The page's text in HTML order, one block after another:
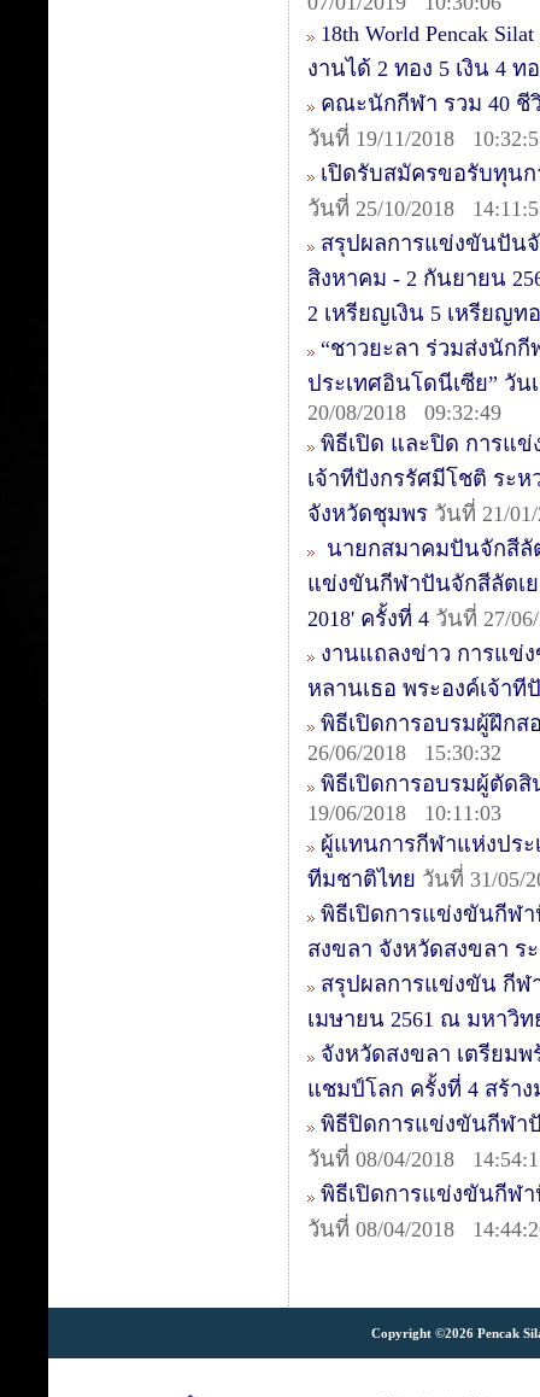
18th World Pencak
งานได้ 2 ทอง 5 เงิน 4 ท
คณะนักกีฬา รวม 40 ชี
วันที่ 19/11/2018
เปิดรับสมัครขอรับทุน
วันที่ 25/10/2018
สรุปผลการแข่งขันปันจั
สิงหาคม - 2 กันยายน
2 เหรียญเงิน 5 เหรียญท
“ชาวยะลา ร่วมส่งนัก
ประเทศอินโดนีเซีย” วั
20/08/2018 09:32:49
พิธีเปิด และปิด การแข่
เจ้าทีปังกรรัศมีโชติ ระห
จังหวัดชุมพร วันที่ 21/
นายกสมาคมปันจักสีลั
แข่งขันกีฬาปันจักสีลัตเ
2018' ครั้งที่ 4 วันที่ 27/
งานแถลงข่าว การแข่
หลานเธอ พระองค์เจ้าที
พิธีเปิดการอบรมผู้ฝึกส
26/06/2018 15:30:32
พิธีเปิดการอบรมผู้ตัดสิ
19/06/2018 10:11:03
ผู้แทนการกีฬาแห่งปร
ทีมชาติไทย วันที่ 31/05/
พิธีเปิดการแข่งขันกีฬ
สงขลา จังหวัดสงขลา ร
สรุปผลการแข่งขัน กีฬ
เมษายน 2561 ณ มหาวิ
จังหวัดสงขลา เตรียม
แชมป์โลก ครั้งที่ 4 สร้า
พิธีปิดการแข่งขันกีฬา
วันที่ 08/04/2018
พิธีเปิดการแข่งขันกีฬา
วันที่ 08/04/2018
Copyright ©2026 Pencak